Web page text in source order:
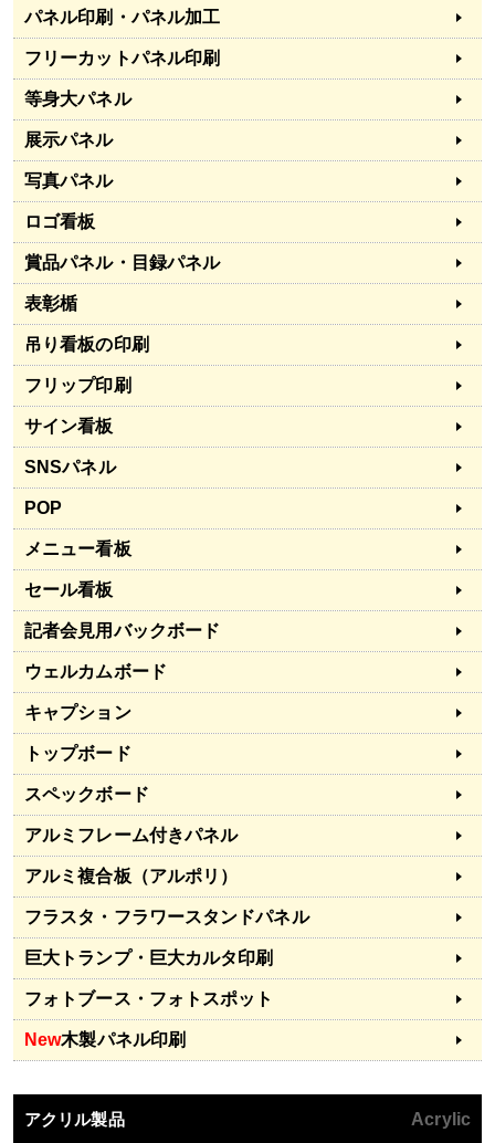
パネル印刷・パネル加工
フリーカットパネル印刷
等身大パネル
展示パネル
写真パネル
ロゴ看板
賞品パネル・目録パネル
表彰楯
吊り看板の印刷
フリップ印刷
サイン看板
SNSパネル
POP
メニュー看板
セール看板
記者会見用バックボード
ウェルカムボード
キャプション
トップボード
スペックボード
アルミフレーム付きパネル
アルミ複合板（アルポリ）
フラスタ・フラワースタンドパネル
巨大トランプ・巨大カルタ印刷
フォトブース・フォトスポット
New木製パネル印刷
アクリル製品 Acrylic